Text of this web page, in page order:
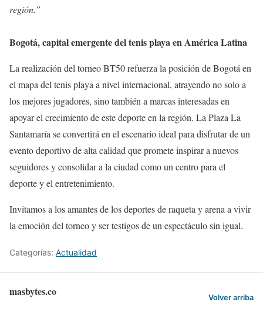
región.”
Bogotá, capital emergente del tenis playa en América Latina
La realización del torneo BT50 refuerza la posición de Bogotá en
el mapa del tenis playa a nivel internacional, atrayendo no solo a
los mejores jugadores, sino también a marcas interesadas en
apoyar el crecimiento de este deporte en la región. La Plaza La
Santamaría se convertirá en el escenario ideal para disfrutar de un
evento deportivo de alta calidad que promete inspirar a nuevos
seguidores y consolidar a la ciudad como un centro para el
deporte y el entretenimiento.
Invitamos a los amantes de los deportes de raqueta y arena a vivir
la emoción del torneo y ser testigos de un espectáculo sin igual.
Categorías: Actualidad
masbytes.co Volver arriba